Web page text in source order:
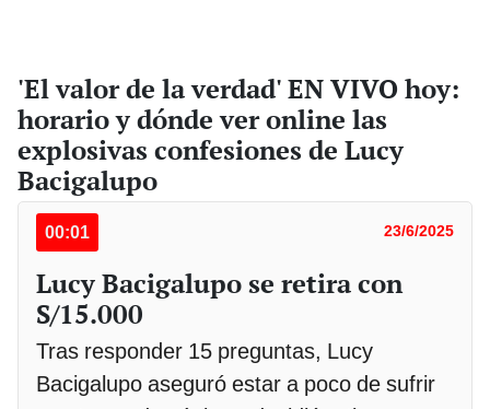
'El valor de la verdad' EN VIVO hoy:
horario y dónde ver online las
explosivas confesiones de Lucy
Bacigalupo
00:01 23/6/2025
Lucy Bacigalupo se retira con
S/15.000
Tras responder 15 preguntas, Lucy
Bacigalupo aseguró estar a poco de sufrir